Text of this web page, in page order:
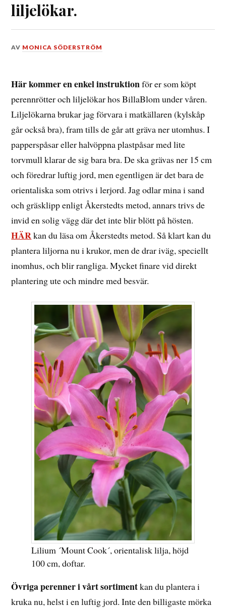
liljelökar.
DEN
2020
AV MONICA SÖDERSTRÖM
Här kommer en enkel instruktionför er som köpt
perennrötter och liljelökar hos BillaBlom under våren.
Liljelökarna brukar jag förvara i matkällaren (kylskåp
går också bra), fram tills de går att gräva ner utomhus. I
papperspåsar eller halvöppna plastpåsar med lite
torvmull klarar de sig bara bra. De ska grävas ner 15 cm
och föredrar luftig jord, men egentligen är det bara de
orientaliska som otrivs i lerjord. Jag odlar mina i sand
och gräsklipp enligt Åkerstedts metod, annars trivs de
invid en solig vägg där det inte blir blött på hösten.
HÄRkan du läsa om Åkerstedts metod. Så klart kan du
plantera liljorna nu i krukor, men de drar iväg, speciellt
inomhus, och blir rangliga. Mycket finare vid direkt
plantering ute och mindre med besvär.
Lilium ´Mount Cook´, orientalisk lilja, höjd
100 cm, doftar.
Övriga perenner i vårt sortimentkan du plantera i
kruka nu, helst i en luftig jord. Inte den billigaste mörka